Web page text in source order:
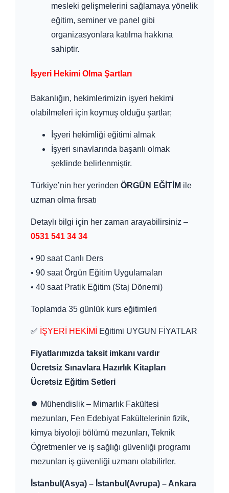
mesleki gelişmelerini sağlamaya yönelik
eğitim, seminer ve panel gibi
organizasyonlara katılma hakkına
sahiptir.
İşyeri Hekimi Olma Şartları
Bakanlığın, hekimlerimizin işyeri hekimi
olabilmeleri için koymuş olduğu şartlar;
İşyeri hekimliği eğitimi almak
İşyeri sınavlarında başarılı olmak
şeklinde belirlenmiştir.
Türkiye’nin her yerinden ÖRGÜN EĞİTİM ile
uzman olma fırsatı
Detaylı bilgi için her zaman arayabilirsiniz –
0531 541 34 34
• 90 saat Canlı Ders
• 90 saat Örgün Eğitim Uygulamaları
• 40 saat Pratik Eğitim (Staj Dönemi)
Toplamda 35 günlük kurs eğitimleri
✅ İŞYERİ HEKİMİ Eğitimi UYGUN FİYATLAR
Fiyatlarımızda taksit imkanı vardır
Ücretsiz Sınavlara Hazırlık Kitapları
Ücretsiz Eğitim Setleri
⏺ Mühendislik – Mimarlık Fakültesi
mezunları, Fen Edebiyat Fakültelerinin fizik,
kimya biyoloji bölümü mezunları, Teknik
Öğretmenler ve iş sağlığı güvenliği programı
mezunları iş güvenliği uzmanı olabilirler.
İstanbul(Asya) – İstanbul(Avrupa) – Ankara